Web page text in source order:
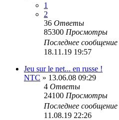
1
2
36 Ответы
85300 Просмотры
Последнее сообщение
18.11.19 19:57
Jeu sur le net... en russe !
NTC » 13.06.08 09:29
4 Ответы
24100 Просмотры
Последнее сообщение
11.08.19 22:26